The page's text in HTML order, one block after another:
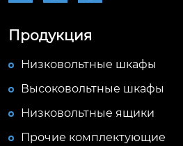
Продукция
Низковольтные шкафы
Высоковольтные шкафы
Низковольтные ящики
Прочие комплектующие